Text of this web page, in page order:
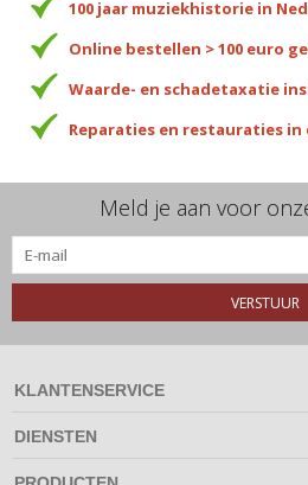
100 jaar muziekhistorie in
Online bestellen > 100 euro
Waarde- en schadetaxatie
Reparaties en restauraties
Meld je aan voor
VERSTUUR
KLANTENSERVICE
DIENSTEN